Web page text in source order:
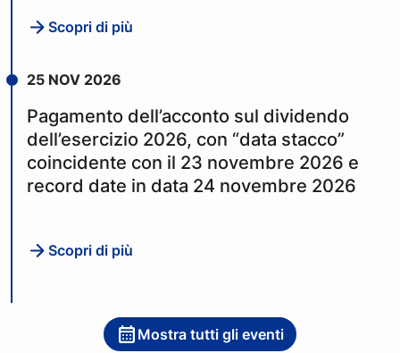
Scopri di più
25 NOV 2026
Pagamento dell’acconto sul dividendo
dell’esercizio 2026, con “data stacco”
coincidente con il 23 novembre 2026 e
record date in data 24 novembre 2026
Scopri di più
Mostra tutti gli eventi